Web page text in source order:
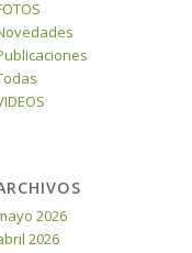
2026
2026